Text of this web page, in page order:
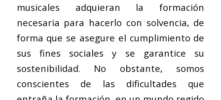
musicales adquieran la formación
necesaria para hacerlo con solvencia, de
forma que se asegure el cumplimiento de
sus fines sociales y se garantice su
sostenibilidad. No obstante, somos
conscientes de las dificultades que